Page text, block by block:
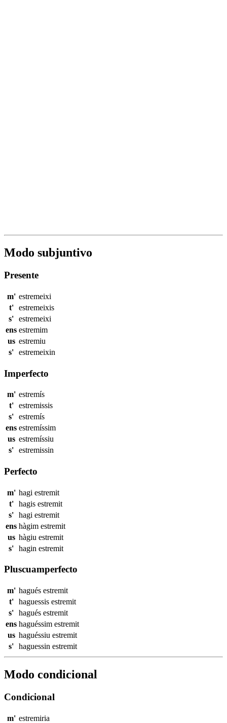
Modo subjuntivo
Presente
m' estremeixi
t'
estremeixis
s' estremeixi
ens estremim
us estremiu
s' estremeixin
Imperfecto
m' estremís
t'
estremissis
s' estremís
ens estremíssim
us estremíssiu
s' estremissin
Perfecto
m' hagi estremit
t'
hagis estremit
s' hagi estremit
ens hàgim estremit
us hàgiu estremit
s' hagin estremit
Pluscuamperfecto
m' hagués estremit
t'
haguessis estremit
s' hagués estremit
ens haguéssim estremit
us haguéssiu estremit
s' haguessin estremit
Modo condicional
Condicional
m' estremiria